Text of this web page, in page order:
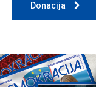
Donacija